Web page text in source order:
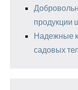
продукции
Надежные
садовых